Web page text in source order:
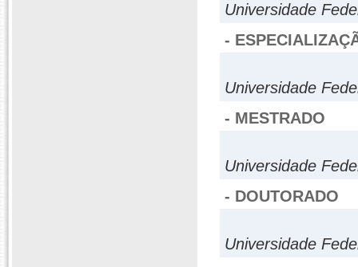
Universidade
-
Universidade
- MESTRADO
Universidade
- DOUTORADO
Universidade